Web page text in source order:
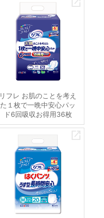
リフレ お肌のことを考え
た１枚で一晩中安心パッ
ド6回吸収お得用36枚